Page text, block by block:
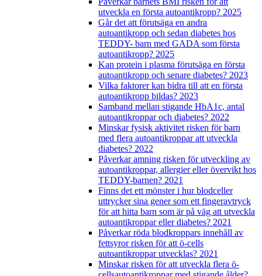
utveckla en första autoantikropp? 2025
Går det att förutsäga en andra
autoantikropp och sedan diabetes hos
TEDDY- barn med GADA som första
autoantikropp? 2025
Kan protein i plasma förutsäga en första
autoantikropp och senare diabetes? 2023
Vilka faktorer kan bidra till att en första
autoantikropp bildas? 2023
Samband mellan stigande HbA1c, antal
autoantikroppar och diabetes? 2022
Minskar fysisk aktivitet risken för barn
med flera autoantikroppar att utveckla
diabetes? 2022
Påverkar amning risken för utveckling av
autoantikroppar, allergier eller övervikt hos
TEDDY-barnen? 2021
Finns det ett mönster i hur blodceller
uttrycker sina gener som ett fingeravtryck
för att hitta barn som är på väg att utveckla
autoantikroppar eller diabetes? 2021
Påverkar röda blodkroppars innehåll av
fettsyror risken för att ö-cells
autoantikroppar utvecklas? 2021
Minskar risken för att utveckla flera ö-